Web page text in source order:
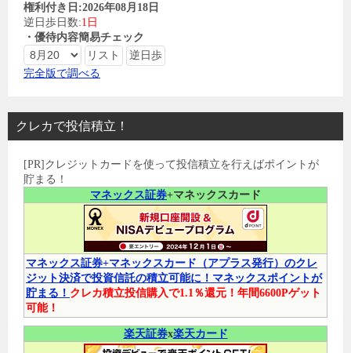
権利付き日:2026年08月18日
逆日歩日数:1日
・優待内容簡易チェック
完全版で調べる
クレカで投信積立！
[PR]クレジットカードを使って投信積立を行えばポイントが
貯まる！
マネックス証券+マネックスカード
マネックス証券+マネックスカード（アプラス発行）のクレ
ジット決済で投資信託の積立可能に！マネックスポイントが
貯まる！ クレカ積立投信購入で1.1％還元！年間6600Pゲット
可能！
楽天証券x楽天カード